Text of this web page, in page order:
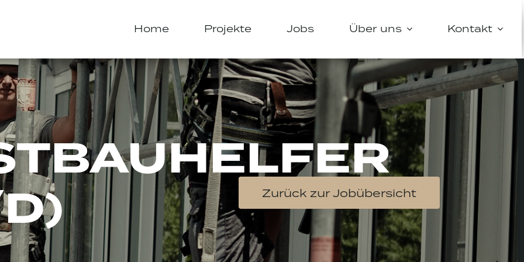
Home Projekte Jobs Über uns Kontakt
Zurück zur Jobübersicht